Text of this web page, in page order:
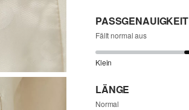
PASSGENAUIGKEIT
Fällt normal aus
Klein
LÄNGE
Normal